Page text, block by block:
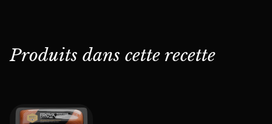
Produits dans cette recette